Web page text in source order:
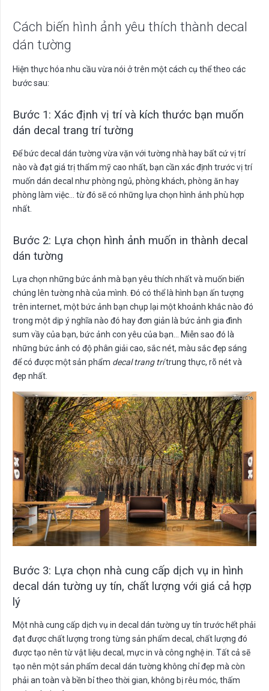
Cách biến hình ảnh yêu thích thành decal
dán tường
Hiện thực hóa nhu cầu vừa nói ở trên một cách cụ thể theo các
bước sau:
Bước 1: Xác định vị trí và kích thước bạn muốn
dán decal trang trí tường
Để bức decal dán tường vừa vặn với tường nhà hay bất cứ vị trí
nào và đạt giá trị thẩm mỹ cao nhất, bạn cần xác định trước vị trí
muốn dán decal như phòng ngủ, phòng khách, phòng ăn hay
phòng làm việc… từ đó sẽ có những lựa chọn hình ảnh phù hợp
nhất.
Bước 2: Lựa chọn hình ảnh muốn in thành decal
dán tường
Lựa chọn những bức ảnh mà bạn yêu thích nhất và muốn biến
chúng lên tường nhà của mình. Đó có thể là hình bạn ấn tượng
trên internet, một bức ảnh bạn chụp lại một khoảnh khắc nào đó
trong một dịp ý nghĩa nào đó hay đơn giản là bức ảnh gia đình
sum vầy của bạn, bức ảnh con yêu của bạn… Miễn sao đó là
những bức ảnh có độ phân giải cao, sắc nét, màu sắc đẹp sáng
để có được một sản phẩm decal trang trítrung thực, rõ nét và
đẹp nhất.
Bước 3: Lựa chọn nhà cung cấp dịch vụ in hình
decal dán tường uy tín, chất lượng với giá cả hợp
lý
Một nhà cung cấp dịch vụ in decal dán tường uy tín trước hết phải
đạt được chất lượng trong từng sản phẩm decal, chất lượng đó
được tạo nên từ vật liệu decal, mực in và công nghệ in. Tất cả sẽ
tạo nên một sản phẩm decal dán tường không chỉ đẹp mà còn
phải an toàn và bền bỉ theo thời gian, không bị rêu móc, thấm